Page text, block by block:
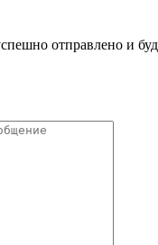
отправлено и